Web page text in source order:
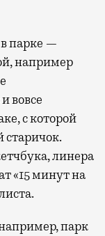
парке —
например
вовсе
с которой
старичок.
линера
«15 минут на
парк